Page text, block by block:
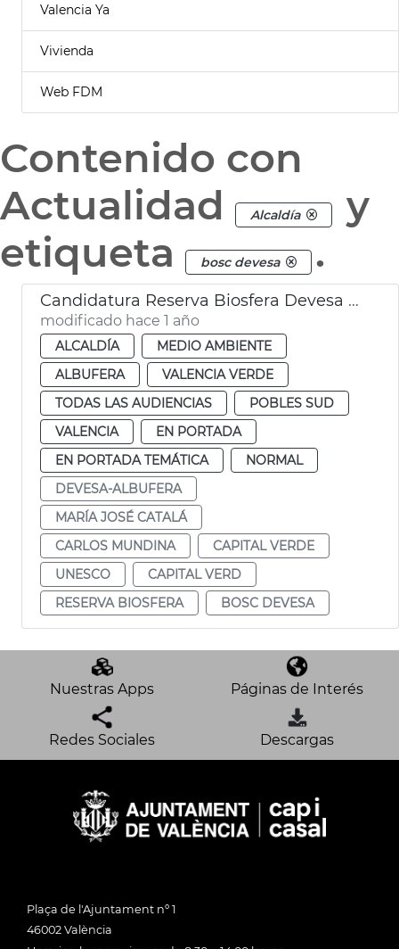
Valencia Ya
Vivienda
Web FDM
Contenido con
Actualidad
Alcaldía
y
etiqueta
bosc devesa .
Candidatura Reserva Biosfera Devesa Albufera
modificado hace 1 año
ALCALDÍA
MEDIO AMBIENTE
ALBUFERA
VALENCIA VERDE
TODAS LAS AUDIENCIAS
POBLES SUD
VALENCIA
EN PORTADA
EN PORTADA TEMÁTICA
NORMAL
DEVESA-ALBUFERA
MARÍA JOSÉ CATALÁ
CARLOS MUNDINA
CAPITAL VERDE
UNESCO
CAPITAL VERD
RESERVA BIOSFERA
BOSC DEVESA
Nuestras Apps Páginas de Interés
Redes Sociales Descargas
Plaça de l'Ajuntament nº 1
46002 València